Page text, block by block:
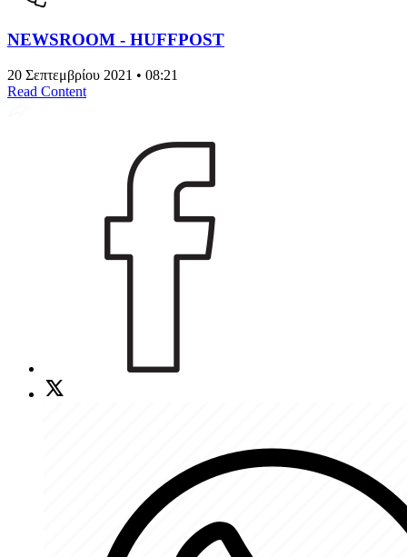
NEWSROOM - HUFFPOST
20 Σεπτεμβρίου 2021 • 08:21
Read Content